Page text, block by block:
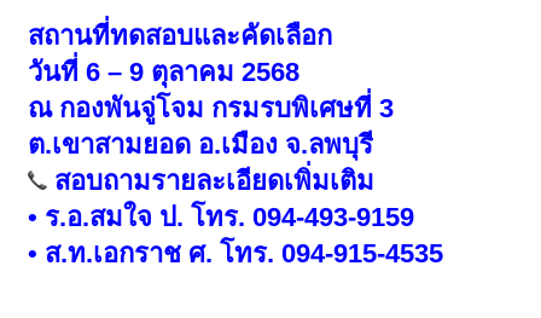
สถานที่ทดสอบและคัดเลือก
วันที่ 6 – 9 ตุลาคม 2568
ณ กองพันจู่โจม กรมรบพิเศษที่ 3
ต.เขาสามยอด อ.เมือง จ.ลพบุรี
สอบถามรายละเอียดเพิ่มเติม
• ร.อ.สมใจ ป. โทร. 094-493-9159
• ส.ท.เอกราช ศ. โทร. 094-915-4535